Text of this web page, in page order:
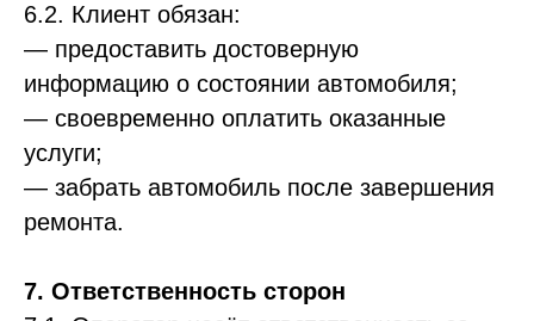
6.2. Клиент обязан:
— предоставить достоверную
информацию о состоянии автомобиля;
— своевременно оплатить оказанные
услуги;
— забрать автомобиль после завершения
ремонта.
7. Ответственность сторон